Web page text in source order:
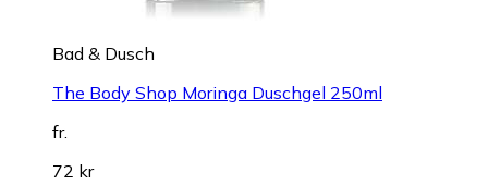
Bad & Dusch
The Body Shop Moringa Duschgel 250ml
fr.
72 kr